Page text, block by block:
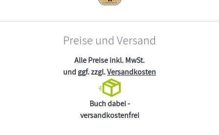
Preise und Versand
Alle Preise inkl. MwSt.
und ggf. zzgl.Versandkosten
Buch dabei -
versandkostenfrei